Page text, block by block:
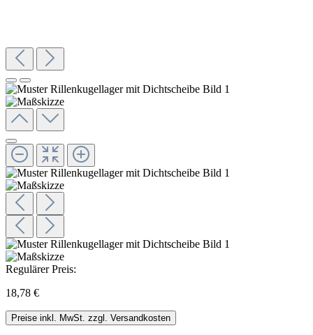
Regulärer Preis:
18,78 €
Preise inkl. MwSt. zzgl. Versandkosten